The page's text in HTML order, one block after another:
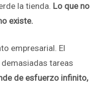
la tienda. Lo que no
existe.
empresarial. El
tareas
de esfuerzo infinito,